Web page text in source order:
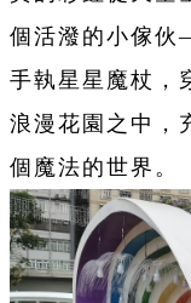
個活潑的小傢伙
手執星星魔杖，
浪漫花園之中，
個魔法的世界。